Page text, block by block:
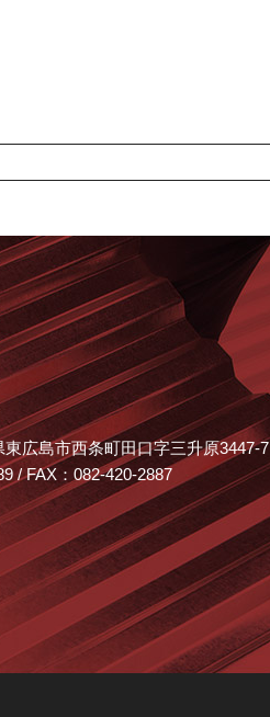
東広島市西条町田口字三升原3447-7
/ FAX：082-420-2887